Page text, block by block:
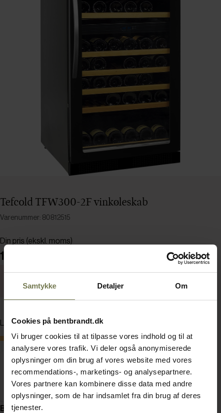
Samtykke Detaljer Om
Cookies på bentbrandt.dk
Vi bruger cookies til at tilpasse vores indhold og til at
analysere vores trafik. Vi deler også anonymiserede
oplysninger om din brug af vores website med vores
recommendations-, marketings- og analysepartnere.
Vores partnere kan kombinere disse data med andre
oplysninger, som de har indsamlet fra din brug af deres
tjenester.
Tefcold TFW300-2F vinkøleskab
Varenummer: 80812515
Din pris (ekskl. moms)
11.612,00 kr./stk.
Datablad
Læg i kurv
Bestillingsvare
Beskrivelse